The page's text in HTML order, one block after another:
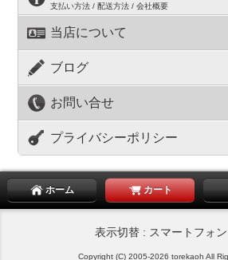
支払い方法 / 配送方法 / 会社概要
当店について
ブログ
お問い合せ
プライバシーポリシー
ホーム カート
表示切替 : スマートフォ
Copyright (C) 2005-2026 torekaoh All